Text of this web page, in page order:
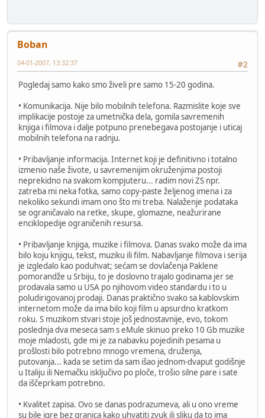
Boban
#2
04-01-2007, 13:32:37
Pogledaj samo kako smo živeli pre samo 15-20 godina.
• Komunikacija. Nije bilo mobilnih telefona. Razmislite koje sve
implikacije postoje za umetnička dela, gomila savremenih
knjiga i filmova i dalje potpuno prenebegava postojanje i uticaj
mobilnih telefona na radnju.
• Pribavljanje informacija. Internet koji je definitivno i totalno
izmenio naše živote, u savremenijim okruženjima postoji
neprekidno na svakom kompjuteru... radim novi ZS npr.
zatreba mi neka fotka, samo copy-paste željenog imena i za
nekoliko sekundi imam ono što mi treba. Nalaženje podataka
se ograničavalo na retke, skupe, glomazne, neažurirane
enciklopedije ograničenih resursa.
• Pribavljanje knjiga, muzike i filmova. Danas svako može da ima
bilo koju knjigu, tekst, muziku ili film. Nabavljanje filmova i serija
je izgledalo kao poduhvat; sećam se dovlačenja Paklene
pomorandže u Srbiju, to je doslovno trajalo godinama jer se
prodavala samo u USA po njihovom video standardu i to u
poludirigovanoj prodaji. Danas praktično svako sa kablovskim
internetom može da ima bilo koji film u apsurdno kratkom
roku. S muzikom stvari stoje još jednostavnije, evo, tokom
poslednja dva meseca sam s eMule skinuo preko 10 Gb muzike
moje mladosti, gde mi je za nabavku pojedinih pesama u
prošlosti bilo potrebno mnogo vremena, druženja,
putovanja... kada se setim da sam išao jednom-dvaput godišnje
u Italiju ili Nemačku isključivo po ploče, trošio silne pare i sate
da iščeprkam potrebno.
• Kvalitet zapisa. Ovo se danas podrazumeva, ali u ono vreme
su bile igre bez granica kako uhvatiti zvuk ili sliku da to ima